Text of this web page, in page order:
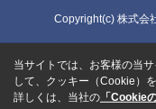
Copyright(c) 株式会
当サイトでは、お客様の当
して、クッキー（Cookie）
詳しくは、当社の 「Cookie